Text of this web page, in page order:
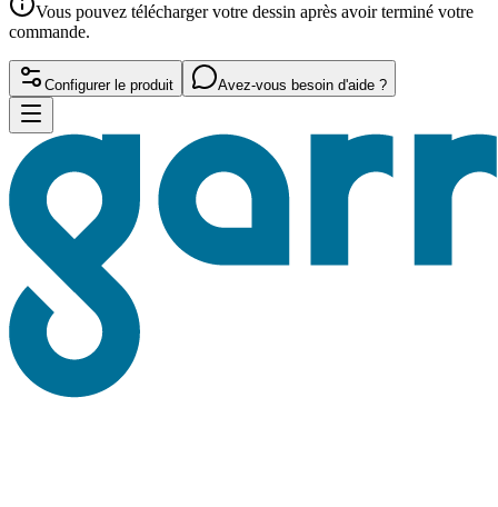
Vous pouvez télécharger votre dessin après avoir terminé votre
commande.
Configurer le produit Avez-vous besoin d'aide ?